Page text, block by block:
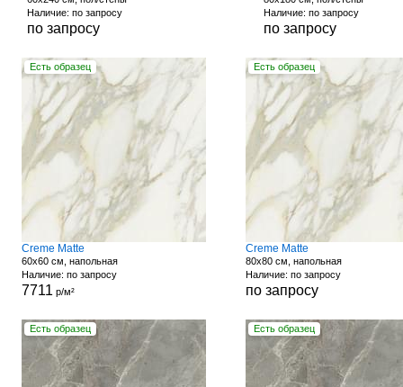
Наличие: по запросу
по запросу
Наличие: по запросу
по запросу
Есть образец
Creme Matte
60x60 см, напольная
Наличие: по запросу
7711 р/м²
Есть образец
Creme Matte
80x80 см, напольная
Наличие: по запросу
по запросу
Есть образец Есть образец